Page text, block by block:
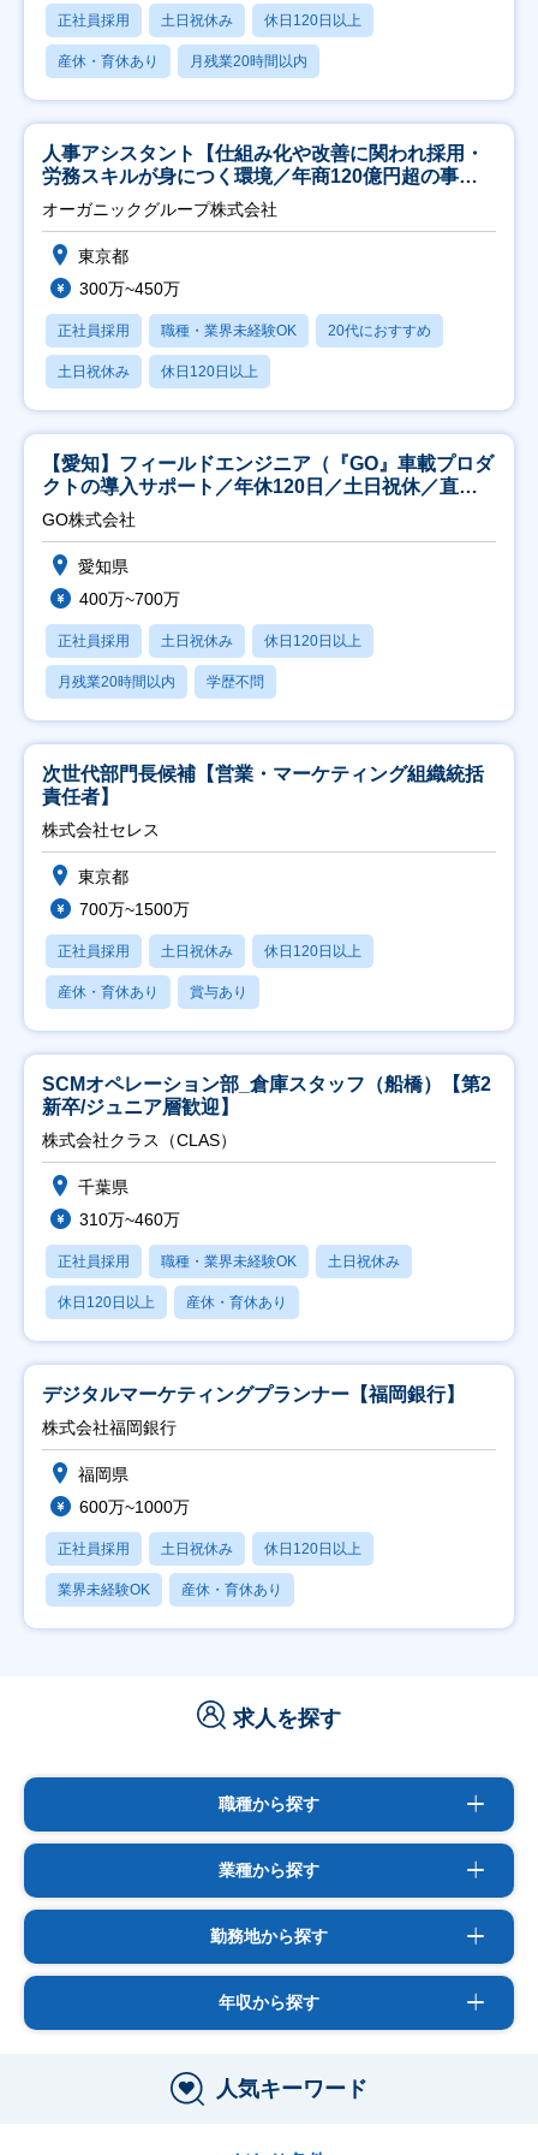
正社員採用 土日祝休み 休日120日以上
産休・育休あり 月残業20時間以内
人事アシスタント【仕組み化や改善に関われ採用・
労務スキルが身につく環境／年商120億円超の事業
会社】
オーガニックグループ株式会社
東京都
300万~450万
正社員採用 職種・業界未経験OK 20代におすすめ
土日祝休み 休日120日以上
【愛知】フィールドエンジニア（『GO』車載プロダ
クトの導入サポート／年休120日／土日祝休／直行
直帰
GO株式会社
愛知県
400万~700万
正社員採用 土日祝休み 休日120日以上
月残業20時間以内 学歴不問
次世代部門長候補【営業・マーケティング組織統括
責任者】
株式会社セレス
東京都
700万~1500万
正社員採用 土日祝休み 休日120日以上
産休・育休あり 賞与あり
SCMオペレーション部_倉庫スタッフ（船橋）【第2
新卒/ジュニア層歓迎】
株式会社クラス（CLAS）
千葉県
310万~460万
正社員採用 職種・業界未経験OK 土日祝休み
休日120日以上 産休・育休あり
デジタルマーケティングプランナー【福岡銀行】
株式会社福岡銀行
福岡県
600万~1000万
正社員採用 土日祝休み 休日120日以上
業界未経験OK 産休・育休あり
求人を探す
職種から探す
業種から探す
勤務地から探す
年収から探す
人気キーワード